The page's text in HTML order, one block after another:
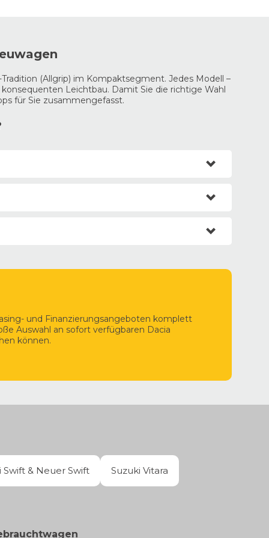
(Allgrip) im Kompaktsegment. Jedes Modell –
Leichtbau. Damit Sie die richtige Wahl
für Sie zusammengefasst.
und Finanzierungsangeboten komplett
Auswahl an sofort verfügbaren Dacia
können.
Swift & Neuer Swift Suzuki Vitara